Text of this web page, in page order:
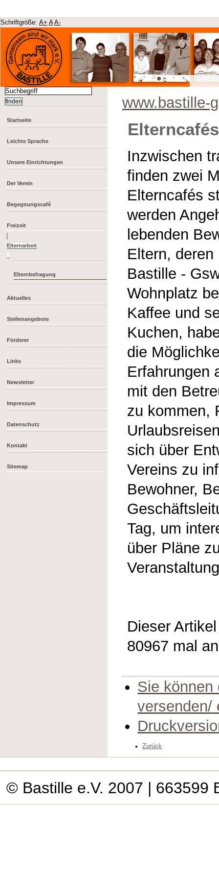
Schriftgröße: A+ A A-
Startseite
Leichte Sprache
Unsere Einrichtungen
Der Verein
Begegnungscafé
Freizeit
Elternbefragung
Aktuelles
Stellenangebote
Förderer
Links
Newsletter
Impressum
Datenschutz
Kontakt
Sitemap
www.bastille-
Elterncafés
Inzwischen
finden zwei
Elterncafés
werden
lebenden
Eltern,
Bastille -
Wohnplatz
Kaffee und
Kuchen,
die
Erfahrungen
mit den
zu kommen,
sich über
Vereins zu
Bewohner,
Tag, um
über Pläne
Dieser
80967 mal
Sie können
versenden/
Zurück
© Bastille e.V. 2007 | 663599